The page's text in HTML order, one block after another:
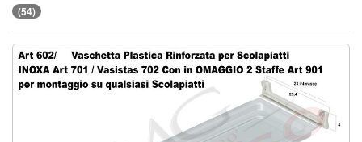
(54)